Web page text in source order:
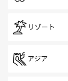
リゾート
アジア